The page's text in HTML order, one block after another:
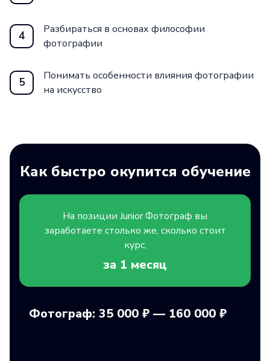
4
Разбираться в основах философии
фотографии
5
Понимать особенности влияния фотографии
на искусство
Как быстро окупится обучение
На позиции JuniorФотограф вы
заработаете столько же, сколько стоит
курс,
за 1 месяц
Фотограф: 35 000 ₽ — 160 000 ₽